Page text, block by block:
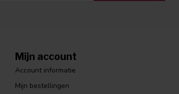
Mijn account
Account informatie
Mijn bestellingen